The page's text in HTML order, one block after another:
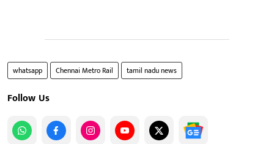
whatsapp Chennai Metro Rail tamil nadu news
Follow Us